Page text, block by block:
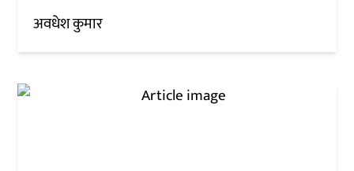
अवधेश कुमार